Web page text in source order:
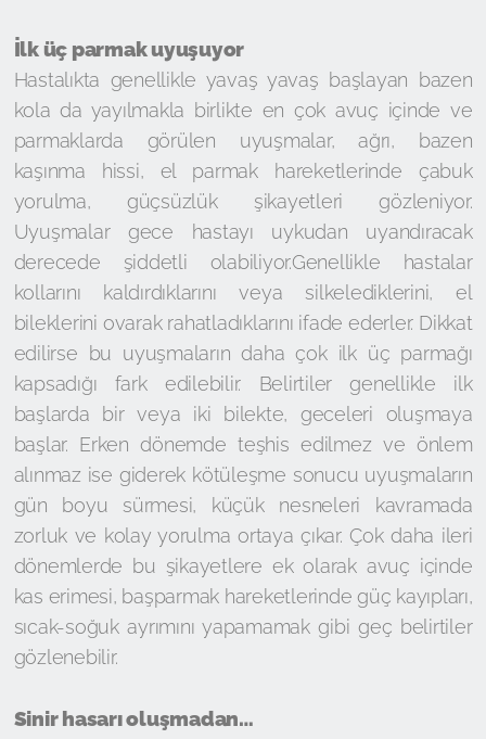
İlk üç parmak uyuşuyor
Hastalıkta genellikle yavaş yavaş başlayan bazen
kola da yayılmakla birlikte en çok avuç içinde ve
parmaklarda görülen uyuşmalar, ağrı, bazen
kaşınma hissi, el parmak hareketlerinde çabuk
yorulma, güçsüzlük şikayetleri gözleniyor.
Uyuşmalar gece hastayı uykudan uyandıracak
derecede şiddetli olabiliyor.Genellikle hastalar
kollarını kaldırdıklarını veya silkelediklerini, el
bileklerini ovarak rahatladıklarını ifade ederler. Dikkat
edilirse bu uyuşmaların daha çok ilk üç parmağı
kapsadığı fark edilebilir. Belirtiler genellikle ilk
başlarda bir veya iki bilekte, geceleri oluşmaya
başlar. Erken dönemde teşhis edilmez ve önlem
alınmaz ise giderek kötüleşme sonucu uyuşmaların
gün boyu sürmesi, küçük nesneleri kavramada
zorluk ve kolay yorulma ortaya çıkar. Çok daha ileri
dönemlerde bu şikayetlere ek olarak avuç içinde
kas erimesi, başparmak hareketlerinde güç kayıpları,
sıcak-soğuk ayrımını yapamamak gibi geç belirtiler
gözlenebilir.
Sinir hasarı oluşmadan…